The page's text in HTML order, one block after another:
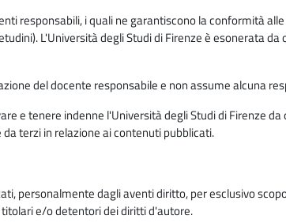
responsabili, i quali ne garantiscono la conformità
L'Università degli Studi di Firenze è esonerata
del docente responsabile e non assume alcuna
e tenere indenne l'Università degli Studi di Firenze
terzi in relazione ai contenuti pubblicati.
personalmente dagli aventi diritto, per esclusivo
e/o detentori dei diritti d'autore.